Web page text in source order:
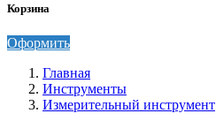
Корзина
Оформить
Главная
Инструменты
Измерительный инструмент